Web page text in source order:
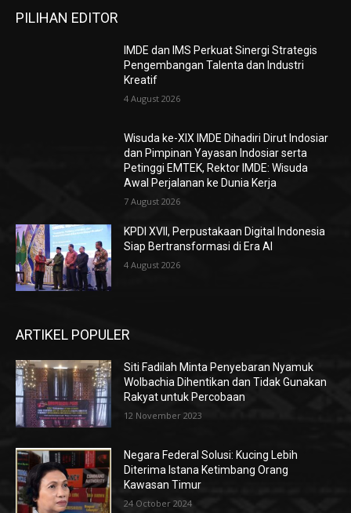
PILIHAN EDITOR
IMDE dan IMS Perkuat Sinergi Strategis
Pengembangan Talenta dan Industri
Kreatif
4 August 2026
Wisuda ke-XIX IMDE Dihadiri Dirut Indosiar
dan Pimpinan Yayasan Indosiar serta
Petinggi EMTEK, Rektor IMDE: Wisuda
Awal Perjalanan ke Dunia Kerja
7 August 2026
KPDI XVII, Perpustakaan Digital Indonesia
Siap Bertransformasi di Era AI
4 August 2026
ARTIKEL POPULER
Siti Fadilah Minta Penyebaran Nyamuk
Wolbachia Dihentikan dan Tidak Gunakan
Rakyat untuk Percobaan
12 November 2023
Negara Federal Solusi: Kucing Lebih
Diterima Istana Ketimbang Orang
Kawasan Timur
24 October 2024